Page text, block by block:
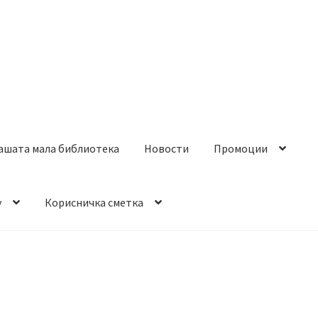
мала библиотека Новости Промоции
Корисничка сметка